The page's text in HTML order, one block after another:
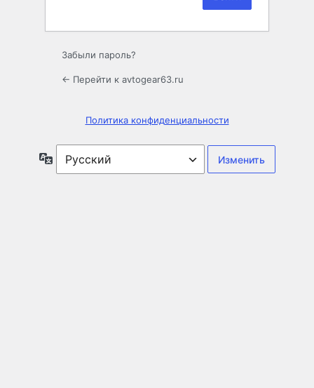
Забыли пароль?
← Перейти к avtogear63.ru
Политика конфиденциальности
Язык